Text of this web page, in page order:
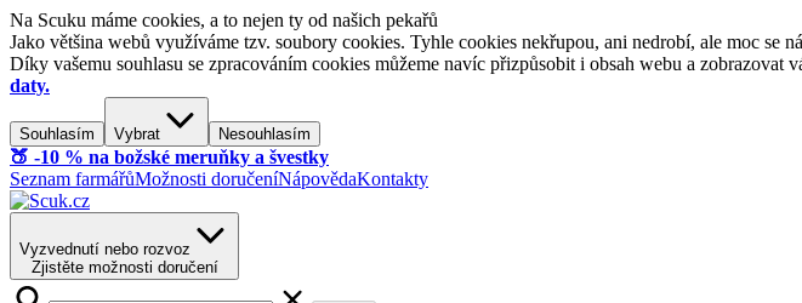
Na Scuku máme cookies, a to nejen ty od našich pekařů
Jako většina webů využíváme tzv. soubory cookies. Tyhle cookies nekřupou, ani nedrobí, ale moc
Díky vašemu souhlasu se zpracováním cookies můžeme navíc přizpůsobit i obsah webu a
daty.
Souhlasím Vybrat Nesouhlasím
🍑​ -10 % na božské meruňky a švestky
Seznam farmářůMožnosti doručeníNápovědaKontakty
Vyzvednutí nebo rozvoz
Zjistěte možnosti doručení